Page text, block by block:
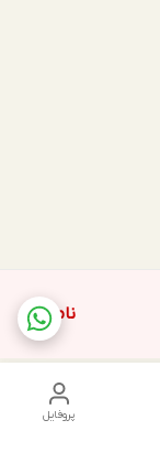
ناموجود
پروفایل